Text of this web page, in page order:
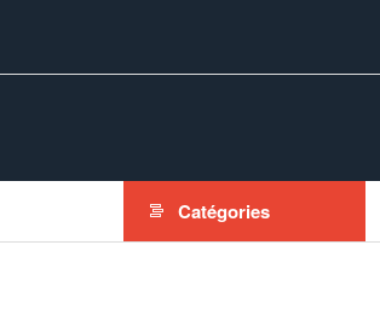
Catégories